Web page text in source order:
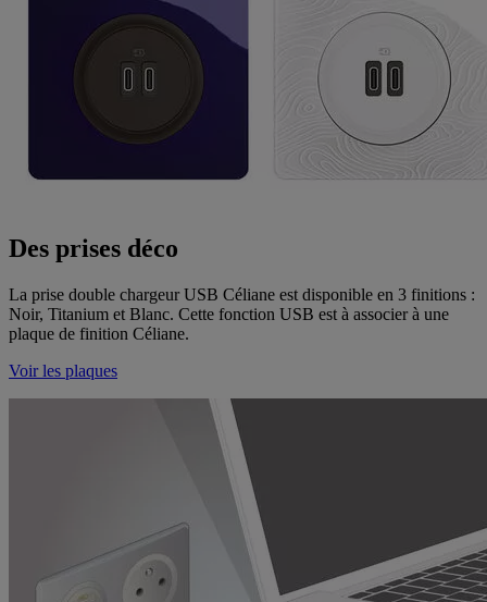
Des prises déco
La prise double chargeur USB Céliane est disponible en 3 finitions :
Noir, Titanium et Blanc. Cette fonction USB est à associer à une
plaque de finition Céliane.
Voir les plaques